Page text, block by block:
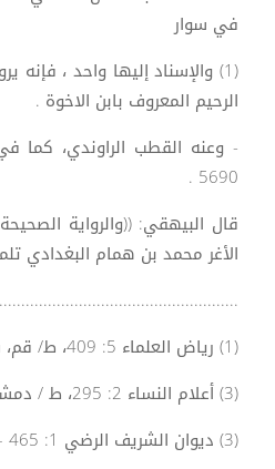
في سوار
(1) والإسناد إليها واحد ، فإنه
الرحيم المعروف بابن الاخوة .
- وعنه القطب الراوندي،
5690 .
قال البيهقي: ((والرواية
الأغر محمد بن همام البغدادي
(1) رياض العلماء 5: 409، ط/ قم، سنة 1401.
(3) أعلام النساء 2: 295، ط / دمشق سنة 1377 ه‍ 1958 م.
(3) ديوان الشريف الرضي 1: 465 – 467.